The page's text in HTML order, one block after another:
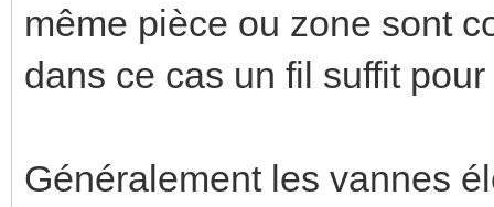
même pièce ou zone sont
dans ce cas un fil suffit
Généralement les vannes